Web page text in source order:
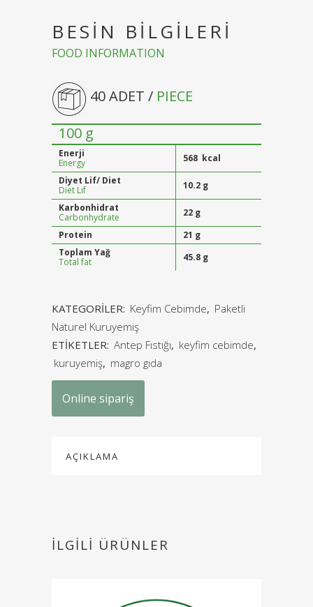
BESİN BİLGİLERİ
FOOD INFORMATION
40 ADET / PIECE
100 g
Enerji
Energy
568 kcal
Diyet Lif/ Diet
Diet Lif
10.2 g
Karbonhidrat
Carbonhydrate
22 g
Protein
21 g
Toplam Yağ
Total fat
45.8 g
KATEGORILER: Keyfim Cebimde, Paketli
Naturel Kuruyemiş
ETIKETLER: Antep Fıstığı, keyfim cebimde,
kuruyemiş, magro gıda
Online sipariş
AÇIKLAMA
İLGILI ÜRÜNLER